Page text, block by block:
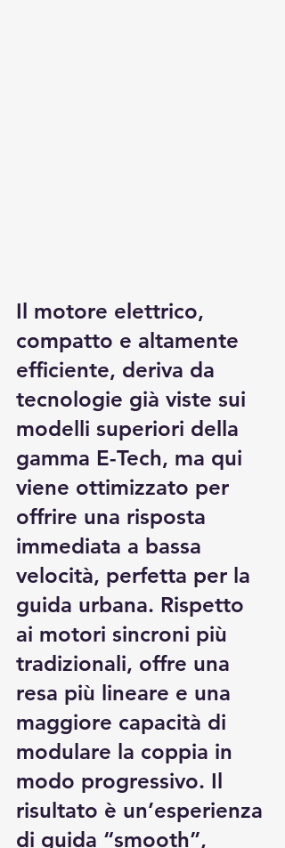
Il motore elettrico,
compatto e altamente
efficiente, deriva da
tecnologie già viste sui
modelli superiori della
gamma E-Tech, ma qui
viene ottimizzato per
offrire una risposta
immediata a bassa
velocità, perfetta per la
guida urbana. Rispetto
ai motori sincroni più
tradizionali, offre una
resa più lineare e una
maggiore capacità di
modulare la coppia in
modo progressivo. Il
risultato è un’esperienza
di guida “smooth”,